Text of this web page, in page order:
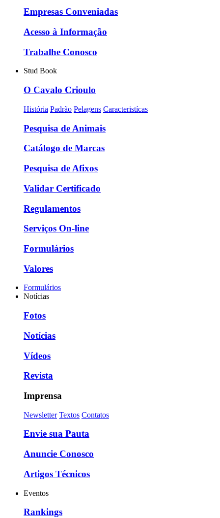
Empresas Conveniadas
Acesso à Informação
Trabalhe Conosco
Stud Book
O Cavalo Crioulo
História Padrão Pelagens Caracteristícas
Pesquisa de Animais
Catálogo de Marcas
Pesquisa de Afixos
Validar Certificado
Regulamentos
Serviços On-line
Formulários
Valores
Formulários
Notícias
Fotos
Notícias
Vídeos
Revista
Imprensa
Newsletter Textos Contatos
Envie sua Pauta
Anuncie Conosco
Artigos Técnicos
Eventos
Rankings